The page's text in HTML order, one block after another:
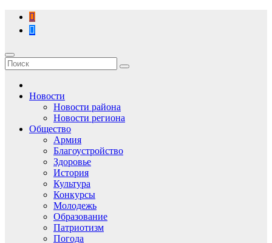
Перейти
содержимому
Новости
Новости района
Новости региона
Общество
Армия
Благоустройство
Здоровье
История
Культура
Конкурсы
Молодежь
Образование
Патриотизм
Погода